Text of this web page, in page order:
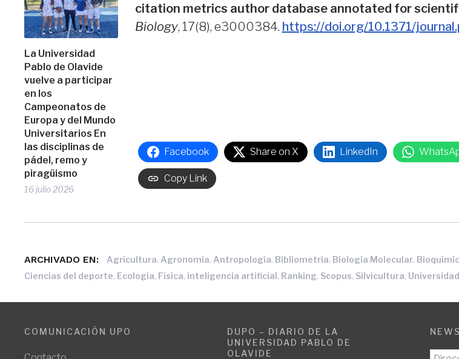
La Universidad
Pablo de Olavide
vuelve a participar
en los
Campeonatos de
Europa y del Mundo
Universitarios En
las disciplinas de
pádel, remo y
piragüismo
16 julio 2026
citation metrics author database annotated for
Biology, 17(8), e3000384. https://doi.org/10.1371/
Facebook Share on X LinkedIn
Copy Link
ARCHIVADO EN: Agricultura, Agronomía, Antropología, Bibliometría, Biología Molecular,
Ciencias del deporte, Ecología, Física, inteligencia artificial, Ranking, Scopus, Silvicultura,
COMUNICACIÓN UPO
DUPO – DIARIO DE LA
UNIVERSIDAD PABLO DE
OLAVIDE